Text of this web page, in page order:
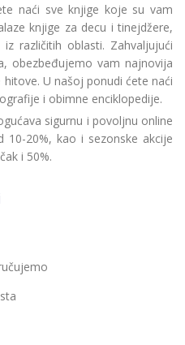
naći sve knjige koje su vam
knjige za decu i tinejdžere,
različitih oblasti. Zahvaljujući
obezbeđujemo vam najnovija
U našoj ponudi ćete naći
i obimne enciklopedije.
sigurnu i povoljnu online
10-20%, kao i sezonske akcije
i 50%.